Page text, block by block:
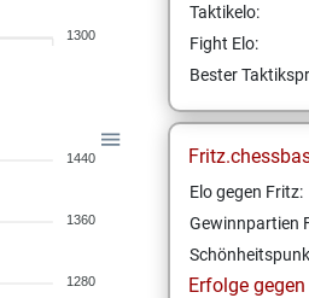
1300
1440
1360
1280
Taktikelo:
Fight Elo:
Bester
Elo gegen Fritz:
Gewinnpartien
Erfolge